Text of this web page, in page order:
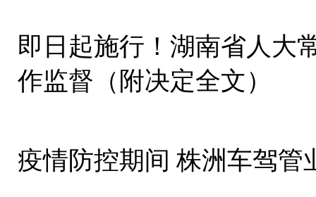
即日起施行！湖南省人大
作监督（附决定全文）
疫情防控期间 株洲车驾管